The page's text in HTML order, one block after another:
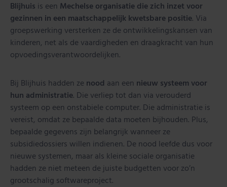
Blijhuis is een Mechelse organisatie die zich inzet voor
gezinnen in een maatschappelijk kwetsbare positie. Via
groepswerking versterken ze de ontwikkelingskansen van
kinderen, net als de vaardigheden en draagkracht van hun
opvoedingsverantwoordelijken.
Bij Blijhuis hadden ze nood aan een nieuw systeem voor
hun administratie. Die verliep tot dan via verouderd
systeem op een onstabiele computer. Die administratie is
vereist, omdat ze bepaalde data moeten bijhouden. Plus,
bepaalde gegevens zijn belangrijk wanneer ze
subsidiedossiers willen indienen. De nood leefde dus voor
nieuwe systemen, maar als kleine sociale organisatie
hadden ze niet meteen de juiste budgetten voor zo’n
grootschalig softwareproject.